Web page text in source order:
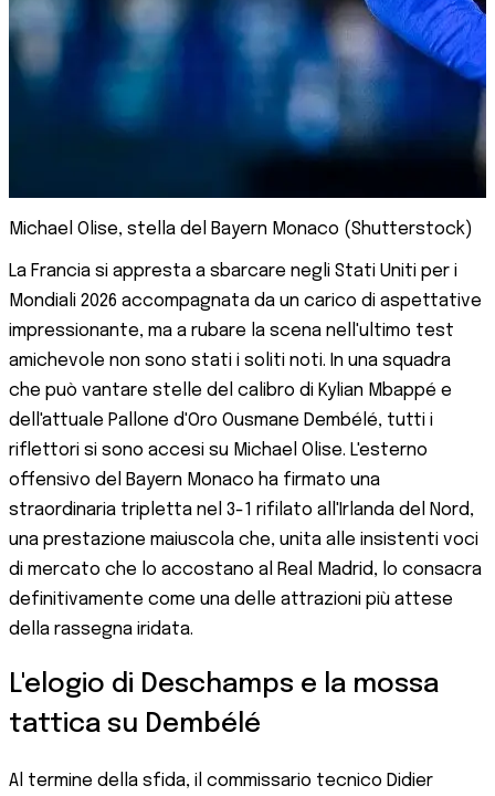
Michael Olise, stella del Bayern Monaco (Shutterstock)
La Francia si appresta a sbarcare negli Stati Uniti per i
Mondiali 2026 accompagnata da un carico di aspettative
impressionante, ma a rubare la scena nell'ultimo test
amichevole non sono stati i soliti noti. In una squadra
che può vantare stelle del calibro di Kylian Mbappé e
dell'attuale Pallone d'Oro Ousmane Dembélé, tutti i
riflettori si sono accesi su Michael Olise. L'esterno
offensivo del Bayern Monaco ha firmato una
straordinaria tripletta nel 3-1 rifilato all'Irlanda del Nord,
una prestazione maiuscola che, unita alle insistenti voci
di mercato che lo accostano al Real Madrid, lo consacra
definitivamente come una delle attrazioni più attese
della rassegna iridata.
L'elogio di Deschamps e la mossa
tattica su Dembélé
Al termine della sfida, il commissario tecnico Didier